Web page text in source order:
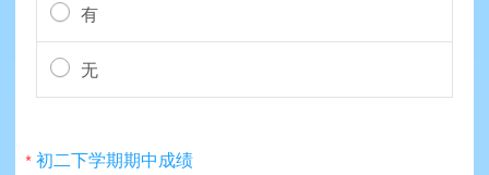
有
无
*初二下学期期中成绩